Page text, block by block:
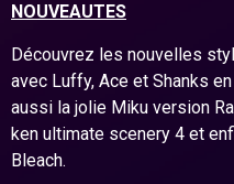
NOUVEAUTES
Découvrez les nouvelles
avec Luffy, Ace et Shanks
aussi la jolie Miku version
ken ultimate scenery 4 et
Bleach.